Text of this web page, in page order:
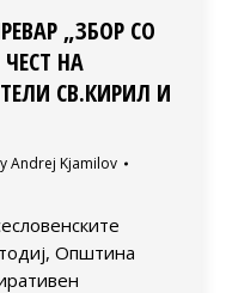
„ЗБОР СО
НА
СВ.КИРИЛ И
Andrej Kjamilov
Општина